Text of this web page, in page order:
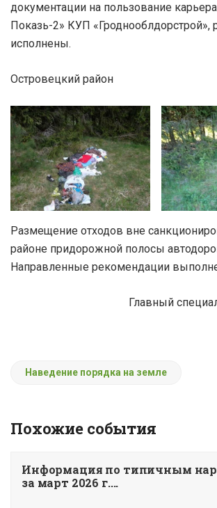
документации на пользование
Показь-2» КУП «Гроднооблдорстрой»,
исполнены.
Островецкий район
Размещение отходов вне
районе придорожной полосы
Направленные рекомендации
Главный
Наведение порядка на земле
Похожие события
Информация по типичным
за март 2026 г....